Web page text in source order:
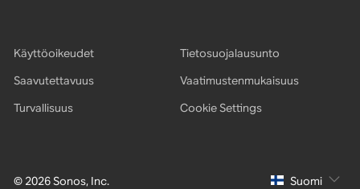
© 2026 Sonos, Inc.
Käyttöoikeudet
Tietosuojalausunto
Saavutettavuus
Vaatimustenmukaisuus
Turvallisuus
Cookie Settings
Suomi